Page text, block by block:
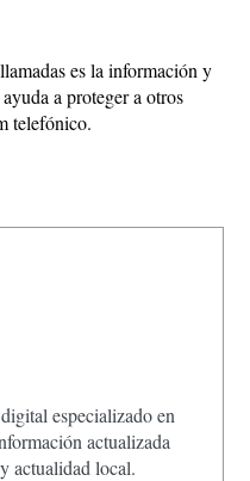
es la información y
a proteger a otros
telefónico.
especializado en
actualizada
y actualidad local.